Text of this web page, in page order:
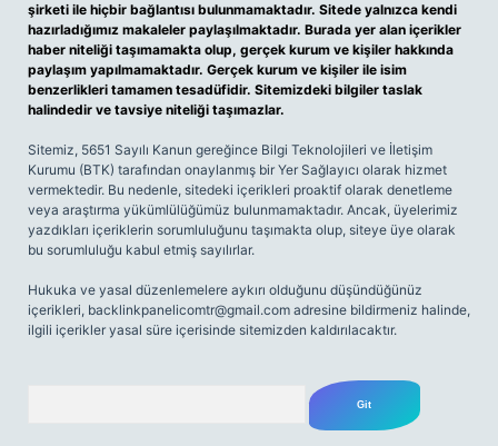
şirketi ile hiçbir bağlantısı bulunmamaktadır. Sitede yalnızca kendi
hazırladığımız makaleler paylaşılmaktadır. Burada yer alan içerikler
haber niteliği taşımamakta olup, gerçek kurum ve kişiler hakkında
paylaşım yapılmamaktadır. Gerçek kurum ve kişiler ile isim
benzerlikleri tamamen tesadüfidir. Sitemizdeki bilgiler taslak
halindedir ve tavsiye niteliği taşımazlar.
Sitemiz, 5651 Sayılı Kanun gereğince Bilgi Teknolojileri ve İletişim
Kurumu (BTK) tarafından onaylanmış bir Yer Sağlayıcı olarak hizmet
vermektedir. Bu nedenle, sitedeki içerikleri proaktif olarak denetleme
veya araştırma yükümlülüğümüz bulunmamaktadır. Ancak, üyelerimiz
yazdıkları içeriklerin sorumluluğunu taşımakta olup, siteye üye olarak
bu sorumluluğu kabul etmiş sayılırlar.
Hukuka ve yasal düzenlemelere aykırı olduğunu düşündüğünüz
içerikleri, backlinkpanelicomtr@gmail.com adresine bildirmeniz halinde,
ilgili içerikler yasal süre içerisinde sitemizden kaldırılacaktır.